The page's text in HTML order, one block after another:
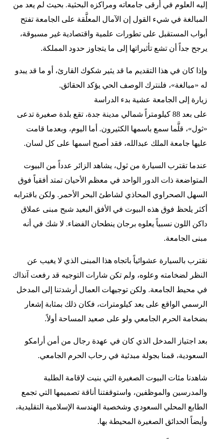
إليه العلوم في أرقى جامعاته ومراكزه البحثية. بحيث لم يعد من
المبالغة في شيء القول إن الآمال المعلَّقة على الجامعة تفتح
أبواب المستقبل على تطورات علمية واقتصادية غير مسبوقة،
يرجح جداً أن تشع تأثيراتها إلى ما يتجاوز حدود المملكة.
وإذا كان في هذا التقديم ما قد يثير شكوك القارئ، أو ما قد يبدو
له «مبالغة»، فلنترك الوصف الحي يؤكد الحقائق.
زيارة إلى الجامعة عشية بدء الدراسة
على بعد 88 كيلومتراً شمالي مدينة جدة، تقع بلدة صغيرة تدعى
«ثول»، قلَّما سمع باسمها الكثيرون. أما اليوم، وبعدما قامت
عليها جامعة الملك عبدالله، فقد أصبح اسمها على كل لسان.
عندما تقترب السيارة من ثول، يشاهد الزائر عدداً من البيوت
المتواضعة ذات الدور الواحد في معظم الأحيان تمتد أفقياً فوق
السهل الصحراوي المحاذي لشاطئ البحر الأحمر. ولكن باقترابه
أكثر يلحظ فوق هذه البيوت في الأفق البعيد شبح مبنى عملاق
داكن اللون نسبياً يعلوه برجان ينطحان الفضاء. لا شك في أنه
مبنى الجامعة.
نقترب بالسيارة عشوائياً باتجاه هذا المبنى الذي لا يغيب عن
النظر لضخامته وعلوه، ولم تكن شارات التوجيه قد رفعت آنذاك
في محيط الجامعة. ولكن توجيهات العمال أرشدتنا إلى المدخل
الرسمي الواقع على بعد كيلومترات، فكان ذلك بمثابة إشعار
بضخامة الحرم الجامعي ولو على صعيد المساحة أولاً.
بعد اجتياز المدخل الذي كان في عهدة رجال من أمن أرامكو
السعودية، قمنا بجولة مبدئية في رحاب الحرم الجامعي.
شاهدنا مئات البيوت الصغيرة التي بنيت لإقامة الطلبة
والمدرسين والموظفين، واستوقفتنا أناقة تصميمها التي تجمع
الطابع المحلي السعودي وشخصية الهندسة الإسلامية التقليدية،
وأيضاً الحدائق الصغيرة المحيطة بها.